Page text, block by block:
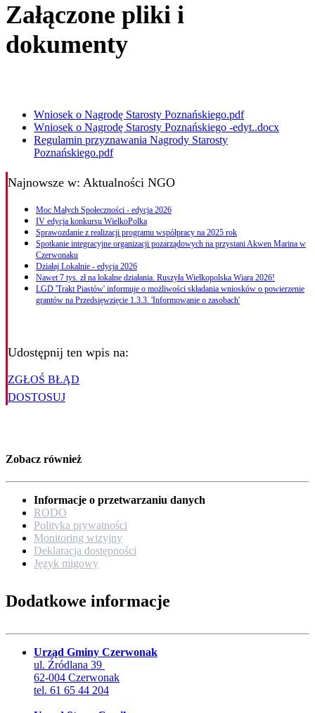
Załączone pliki i
dokumenty
Wniosek o Nagrodę Starosty Poznańskiego.pdf
Wniosek o Nagrodę Starosty Poznańskiego -edyt..docx
Regulamin przyznawania Nagrody Starosty
Poznańskiego.pdf
Najnowsze w: Aktualności NGO
Moc Małych Społeczności - edycja 2026
IV edycja konkursu WielkoPolka
Sprawozdanie z realizacji programu współpracy na 2025 rok
Spotkanie integracyjne organizacji pozarządowych na przystani Akwen Marina w
Czerwonaku
Działaj Lokalnie - edycja 2026
Nawet 7 tys. zł na lokalne działania. Ruszyła Wielkopolska Wiara 2026!
LGD 'Trakt Piastów' informuje o możliwości składania wniosków o powierzenie
grantów na Przedsięwzięcie 1.3.3. 'Informowanie o zasobach'
Udostępnij ten wpis na:
ZGŁOŚ BŁĄD
DOSTOSUJ
Zobacz również
Informacje o przetwarzaniu danych
RODO
Polityka prywatności
Monitoring wizyjny
Deklaracja dostępności
Język migowy
Dodatkowe informacje
Urząd Gminy Czerwonak
ul. Źródlana 39
62-004 Czerwonak
tel. 61 65 44 204